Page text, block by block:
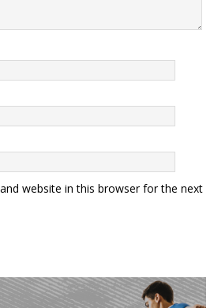
website in this browser for the next